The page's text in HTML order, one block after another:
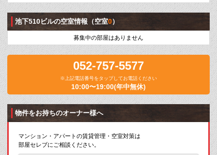
池下510ビルの空室情報 （空室0）
募集中の部屋はありません
052-757-5577
※上記電話番号をタップしてお電話ください
10:00〜19:00(年中無休)
物件をお持ちのオーナー様へ
マンション・アパートの賃貸管理・空室対策は
部屋セレブにご相談ください。